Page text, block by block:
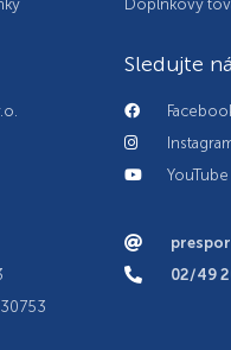
Doplnkový
Sledujte
YouTube
02/49